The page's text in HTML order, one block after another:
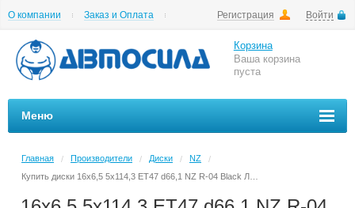
Регистрация Войти
О компании
Заказ и Оплата
Корзина
Ваша корзина
пуста
Меню
Главная / Производители / Диски / NZ
/